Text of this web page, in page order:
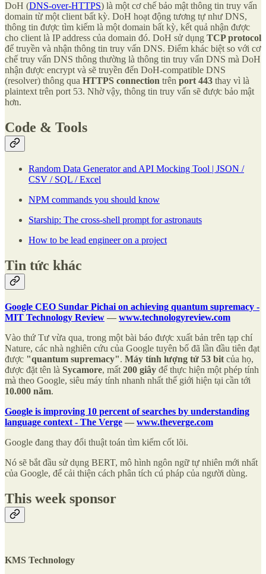
DoH (DNS-over-HTTPS) là một cơ chế bảo mật thông tin truy vấn
domain từ một client bất kỳ. DoH hoạt động tương tự như DNS,
thông tin được tìm kiếm là một domain bất kỳ, kết quả nhận được
cho client là IP address của domain đó. DoH sử dụng TCP protocol
để truyền và nhận thông tin truy vấn DNS. Điểm khác biệt so với cơ
chế truy vấn DNS thông thường là thông tin truy vấn DNS mà DoH
nhận được encrypt và sẽ truyền đến DoH-compatible DNS
(resolver) thông qua HTTPS connection trên port 443 thay vì là
plaintext trên port 53. Nhờ vậy, thông tin truy vấn sẽ được bảo mật
hơn.
Code & Tools
Random Data Generator and API Mocking Tool | JSON /
CSV / SQL / Excel
NPM commands you should know
Starship: The cross-shell prompt for astronauts
How to be lead engineer on a project
Tin tức khác
Google CEO Sundar Pichai on achieving quantum supremacy -
MIT Technology Review — www.technologyreview.com
Vào thứ Tư vừa qua, trong một bài báo được xuất bản trên tạp chí
Nature, các nhà nghiên cứu của Google tuyên bố đã lần đầu tiên đạt
được "quantum supremacy". Máy tính lượng tử 53 bit của họ,
được đặt tên là Sycamore, mất 200 giây để thực hiện một phép tính
mà theo Google, siêu máy tính nhanh nhất thế giới hiện tại cần tới
10.000 năm.
Google is improving 10 percent of searches by understanding
language context - The Verge — www.theverge.com
Google đang thay đổi thuật toán tìm kiếm cốt lõi.
Nó sẽ bắt đầu sử dụng BERT, mô hình ngôn ngữ tự nhiên mới nhất
của Google, để cải thiện cách phân tích cú pháp của người dùng.
This week sponsor
KMS Technology